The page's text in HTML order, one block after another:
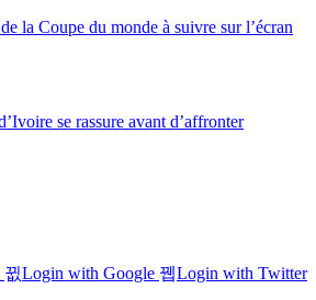
la Coupe du monde à suivre sur l’écran
se rassure avant d’affronter
Login with Google
Login with Twitter